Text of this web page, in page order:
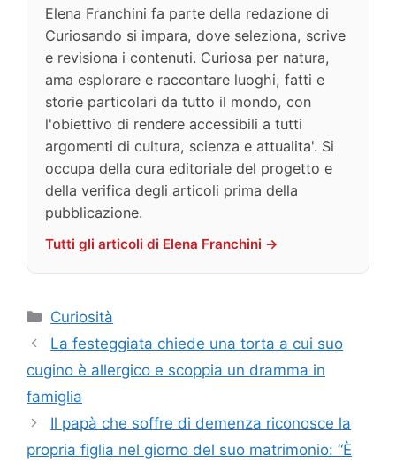
Elena Franchini fa parte della redazione di
Curiosando si impara, dove seleziona, scrive
e revisiona i contenuti. Curiosa per natura,
ama esplorare e raccontare luoghi, fatti e
storie particolari da tutto il mondo, con
l'obiettivo di rendere accessibili a tutti
argomenti di cultura, scienza e attualita'. Si
occupa della cura editoriale del progetto e
della verifica degli articoli prima della
pubblicazione.
Tutti gli articoli di Elena Franchini →
Categorie
Curiosità
La festeggiata chiede una torta a cui suo
cugino è allergico e scoppia un dramma in
famiglia
Il papà che soffre di demenza riconosce la
propria figlia nel giorno del suo matrimonio: “È